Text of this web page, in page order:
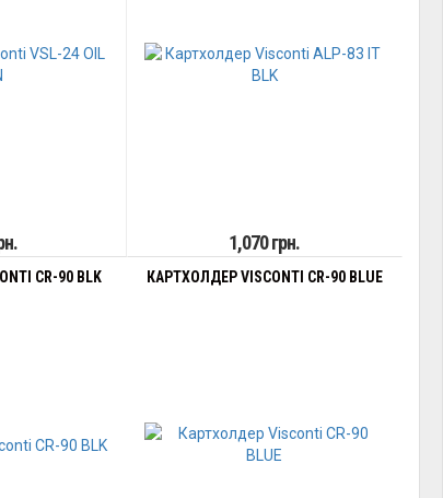
1,070 грн.
CR-90 BLK КАРТХОЛДЕР VISCONTI CR-90 BLUE